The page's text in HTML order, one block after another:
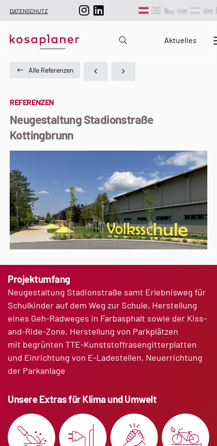
DATENSCHUTZ
Aktuelles
Alle Referenzen
REFERENZEN
Neugestaltung Stadionstraße
Kottingbrunn
Projektumfang
Neugestaltung Stadionstraße samt Erlebnisweg für
Schulkinder auf dem Weg zur Schule, Herstellung
eines Geh-Radweges in Farbasphalt sowie der Kiss-
and-Ride-Zone, Herstellung von Parkplätzen
mit begrünten TTE-Kunststoffrasengitterplatten
und Einrichtung von E-Ladestellen, Neuerrichtung
der Parkanlage
Unsere Extras für Klima und Umwelt